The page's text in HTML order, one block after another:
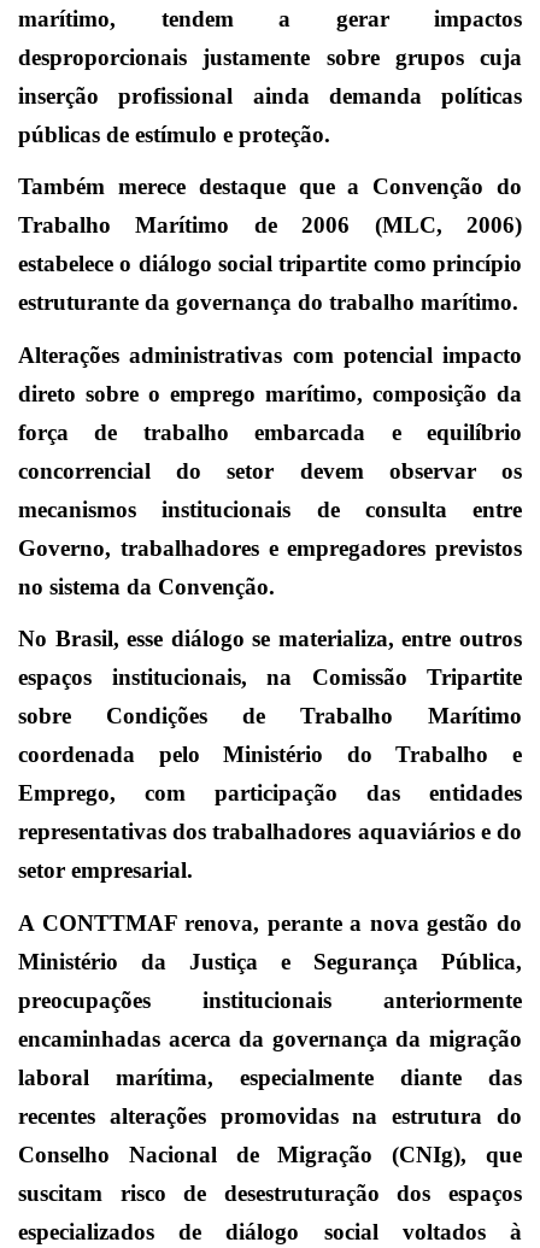
marítimo, tendem a gerar impactos
desproporcionais justamente sobre grupos cuja
inserção profissional ainda demanda políticas
públicas de estímulo e proteção.
Também merece destaque que a Convenção do
Trabalho Marítimo de 2006 (MLC, 2006)
estabelece o diálogo social tripartite como princípio
estruturante da governança do trabalho marítimo.
Alterações administrativas com potencial impacto
direto sobre o emprego marítimo, composição da
força de trabalho embarcada e equilíbrio
concorrencial do setor devem observar os
mecanismos institucionais de consulta entre
Governo, trabalhadores e empregadores previstos
no sistema da Convenção.
No Brasil, esse diálogo se materializa, entre outros
espaços institucionais, na Comissão Tripartite
sobre Condições de Trabalho Marítimo
coordenada pelo Ministério do Trabalho e
Emprego, com participação das entidades
representativas dos trabalhadores aquaviários e do
setor empresarial.
A CONTTMAF renova, perante a nova gestão do
Ministério da Justiça e Segurança Pública,
preocupações institucionais anteriormente
encaminhadas acerca da governança da migração
laboral marítima, especialmente diante das
recentes alterações promovidas na estrutura do
Conselho Nacional de Migração (CNIg), que
suscitam risco de desestruturação dos espaços
especializados de diálogo social voltados à